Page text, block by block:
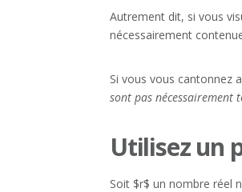
Autrement dit, si vous
nécessairement
Si vous vous cantonnez
sont pas nécessairement
Utilisez un
Soit $r$ un nombre réel